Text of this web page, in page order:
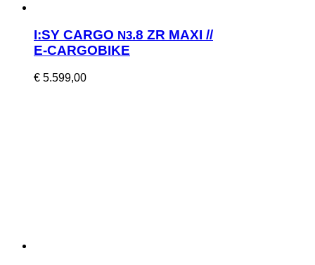
I:SY CARGO N3.8 ZR MAXI //
E‑CARGOBIKE
€ 5.599,00